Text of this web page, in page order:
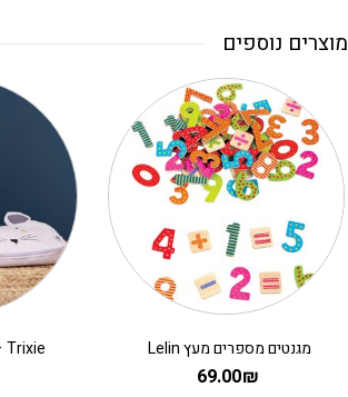
מוצרים נוספים
Trixie – תיק גן קטן עכברה
170.00₪